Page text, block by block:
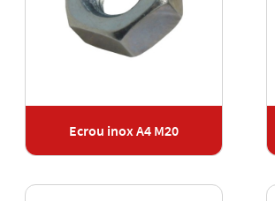
Ecrou inox A4 M20